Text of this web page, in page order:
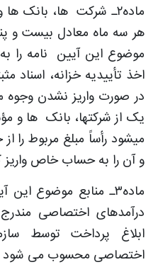
ماده۲ـ شرکت ­ ها، بانک
موضوع این آیین ­ نامه
اخذ تأییدیه خزانه، اسناد
در صورت واریز نشدن وجوه
یک از شرکت­ها، بانک ­ ها و
می­شود رأساً مبلغ مربوط را
و آن را به حساب خاص واریز
ماده۳ـ منابع موضوع
ابلاغ پرداخت توسط
اختصاصی محسوب می شود